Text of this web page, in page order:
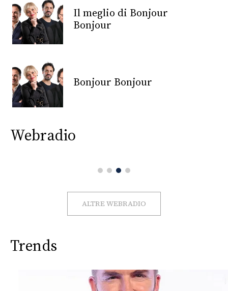
RMC
CONSIGLIA
Il meglio di Bonjour
Bonjour
Bonjour Bonjour
Webradio
ALTRE WEBRADIO
Trends